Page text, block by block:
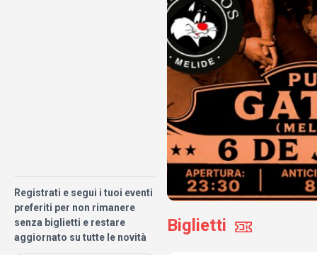
Registrati e segui i tuoi eventi
preferiti per non rimanere
senza biglietti e restare
aggiornato su tutte le novità
Biglietti